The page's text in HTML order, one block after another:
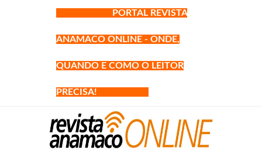
PORTAL REVISTA
ANAMACO ONLINE - ONDE,
QUANDO E COMO O LEITOR
PRECISA!